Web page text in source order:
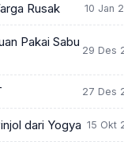
Rusak 10 Jan
Pakai Sabu
29 Des
27 Des
dari Yogya 15 Okt